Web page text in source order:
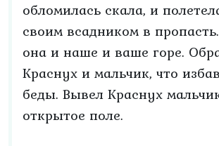
обломилась скала, и
своим всадником в
она и наше и ваше горе.
Краснух и мальчик, что
беды. Вывел Краснух
открытое поле.